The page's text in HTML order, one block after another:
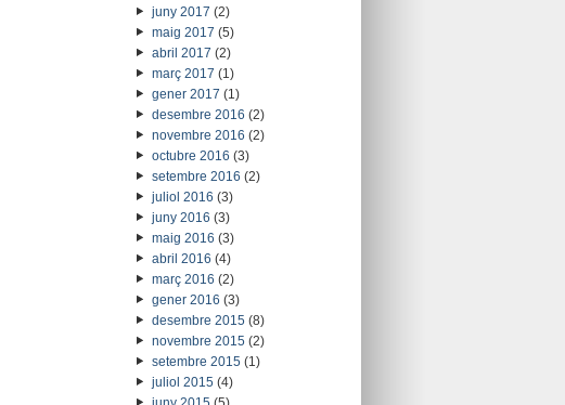
juny 2017 (2)
maig 2017 (5)
abril 2017 (2)
març 2017 (1)
gener 2017 (1)
desembre 2016 (2)
novembre 2016 (2)
octubre 2016 (3)
setembre 2016 (2)
juliol 2016 (3)
juny 2016 (3)
maig 2016 (3)
abril 2016 (4)
març 2016 (2)
gener 2016 (3)
desembre 2015(8)
novembre 2015(2)
setembre 2015(1)
juliol 2015(4)